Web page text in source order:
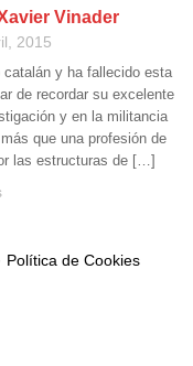
Vinader
2015
y ha fallecido esta
de recordar su excelente
y en la militancia
que una profesión de
las estructuras de […]
Política de Cookies